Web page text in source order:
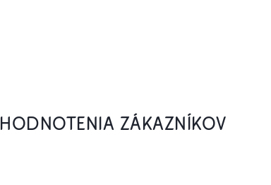
HODNOTENIA ZÁKAZNÍKOV